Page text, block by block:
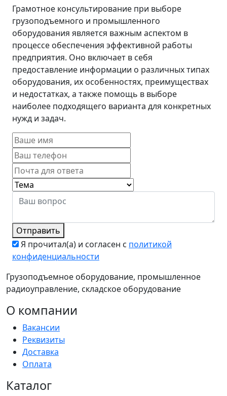
Грамотное консультирование при выборе
грузоподъемного и промышленного
оборудования является важным аспектом в
процессе обеспечения эффективной работы
предприятия. Оно включает в себя
предоставление информации о различных типах
оборудования, их особенностях, преимуществах
и недостатках, а также помощь в выборе
наиболее подходящего варианта для конкретных
нужд и задач.
Отправить
Я прочитал(а) и согласен с политикой
конфиденциальности
Грузоподъемное оборудование, промышленное
радиоуправление, складское оборудование
О компании
Вакансии
Реквизиты
Доставка
Оплата
Каталог